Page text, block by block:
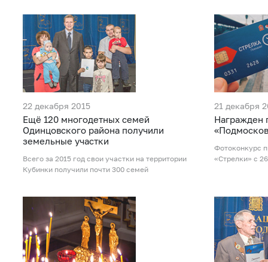
22 декабря 2015
Ещё 120 многодетных семей
Одинцовского района получили
земельные участки
Всего за 2015 год свои участки на территории
Кубинки получили почти 300 семей
21 декабря
Награжден
Фотоконкурс
«Стрелки» с